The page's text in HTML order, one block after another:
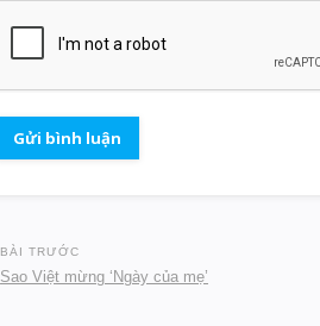
BÀI TRƯỚC
Sao Việt mừng ‘Ngày của mẹ’